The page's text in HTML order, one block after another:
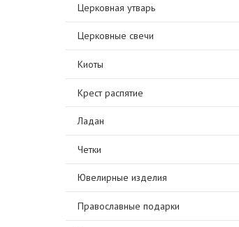
Церковная утварь
Церковные свечи
Киоты
Крест распятие
Ладан
Четки
Ювелирные изделия
Православные подарки